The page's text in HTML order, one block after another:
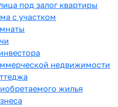
под залог квартиры
с участком
недвижимости
жилья